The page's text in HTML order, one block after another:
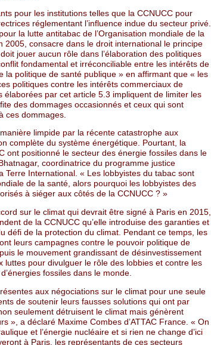
pour les institutions telles que la CCNUCC pour
réglementant l’influence indue du secteur privé.
la lutte antitabac de l’Organisation mondiale de la
2005, consacre dans le droit international le principe
jouer aucun rôle dans l’élaboration des politiques
fondamental et irréconciliable entre les intérêts de
la politique de santé publique » en affirmant que « les
politiques contre les intérêts commerciaux de
élaborées par cet article 5.3 impliquent de limiter les
des dommages occasionnés et ceux qui sont
ces dommages.
limpide par la récente catastrophe aux
complète du système énergétique. Pourtant, la
ont positionné le secteur des énergie fossiles dans le
coordinatrice du programme justice
Terre International. « Les lobbyistes du tabac sont
de la santé, alors pourquoi les lobbyistes des
à siéger aux côtés de la CCNUCC ? »
sur le climat qui devrait être signé à Paris en 2015,
de la CCNUCC qu’elle introduise des garanties et
défi de la protection du climat. Pendant ce temps, les
leurs campagnes contre le pouvoir politique de
le mouvement grandissant de désinvestissement
luttes pour divulguer le rôle des lobbies et contre les
fossiles dans le monde.
aux négociations sur le climat pour une seule
de soutenir leurs fausses solutions qui ont par
seulement détruisent le climat mais génèrent
», a déclaré Maxime Combes d’ATTAC France. « On
et l’énergie nucléaire et si rien ne change d’ici
à Paris, les représentants de ces secteurs